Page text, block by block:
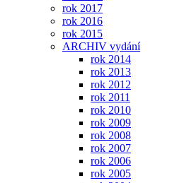
rok 2017
rok 2016
rok 2015
ARCHIV vydání
rok 2014
rok 2013
rok 2012
rok 2011
rok 2010
rok 2009
rok 2008
rok 2007
rok 2006
rok 2005